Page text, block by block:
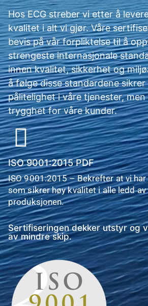
Hos ECG streber vi etter å
kvalitet i alt vi gjør. Våre
bevis på vår forpliktelse til å
strengeste internasjonale
innen kvalitet, sikkerhet og
å følge disse standardene
pålitelighet i våre tjenester, men
trygghet for våre kunder.
ISO 9001:2015 PDF
ISO 9001:2015 – Bekrefter at vi
som sikrer høy kvalitet i alle ledd av
produksjonen.
Sertifiseringen dekker utstyr og
av mindre skip.